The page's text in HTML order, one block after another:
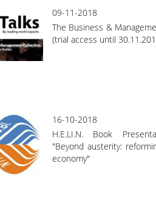
09-11-2018
The Business &
(trial access until
16-10-2018
H.E.LI.N. Book
"Beyond austerity:
economy"